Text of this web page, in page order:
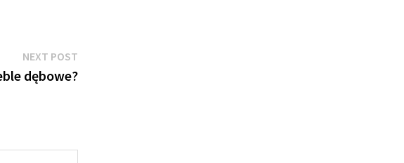
NEXT POST
post:
dębowe?